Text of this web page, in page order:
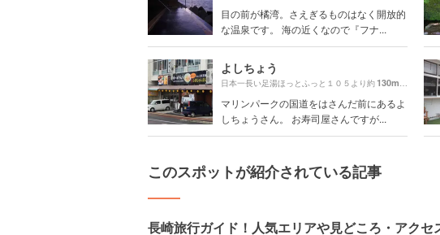
目の前が橘湾。さえぎるものはなく開放的
な温泉です。 海の近くなので『フナ...
よしちょう
日本一長い足湯ほっとふっと１０５より約130m （徒歩3
マリンパークの国道をはさんだ前にあるよ
しちょうさん。 お寿司屋さんですが...
このスポットが紹介されている記事
長崎旅行ガイド！人気エリアや見どころ・アクセ